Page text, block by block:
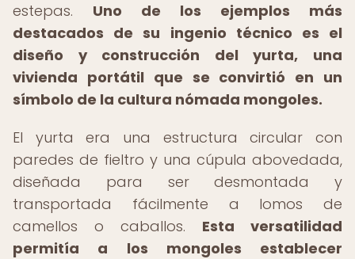
estepas. Uno de los ejemplos más
destacados de su ingenio técnico es el
diseño y construcción del yurta, una
vivienda portátil que se convirtió en un
símbolo de la cultura nómada mongoles.
El yurta era una estructura circular con
paredes de fieltro y una cúpula abovedada,
diseñada para ser desmontada y
transportada fácilmente a lomos de
camellos o caballos. Esta versatilidad
permitía a los mongoles establecer